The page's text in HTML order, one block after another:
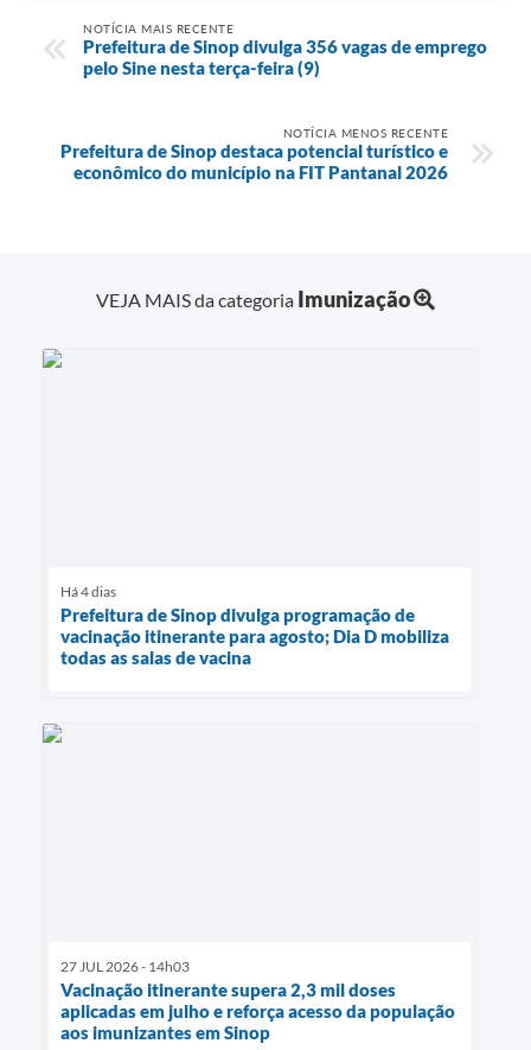
NOTÍCIA MAIS RECENTE
Prefeitura de Sinop divulga 356 vagas de emprego
pelo Sine nesta terça-feira (9)
NOTÍCIA MENOS RECENTE
Prefeitura de Sinop destaca potencial turístico e
econômico do município na FIT Pantanal 2026
VEJA MAIS da categoria Imunização
Há 4 dias
Prefeitura de Sinop divulga programação de
vacinação itinerante para agosto; Dia D mobiliza
todas as salas de vacina
27 JUL 2026 - 14h03
Vacinação itinerante supera 2,3 mil doses
aplicadas em julho e reforça acesso da população
aos imunizantes em Sinop